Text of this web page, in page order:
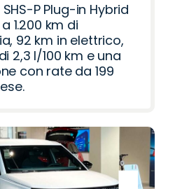
P Plug-in Hybrid
1.200 km di
92 km in elettrico,
2,3 l/100 km e una
con rate da 199